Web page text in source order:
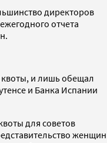
директоров
отчета
квоты, и лишь обещал
и Банка Испании
для советов
женщин